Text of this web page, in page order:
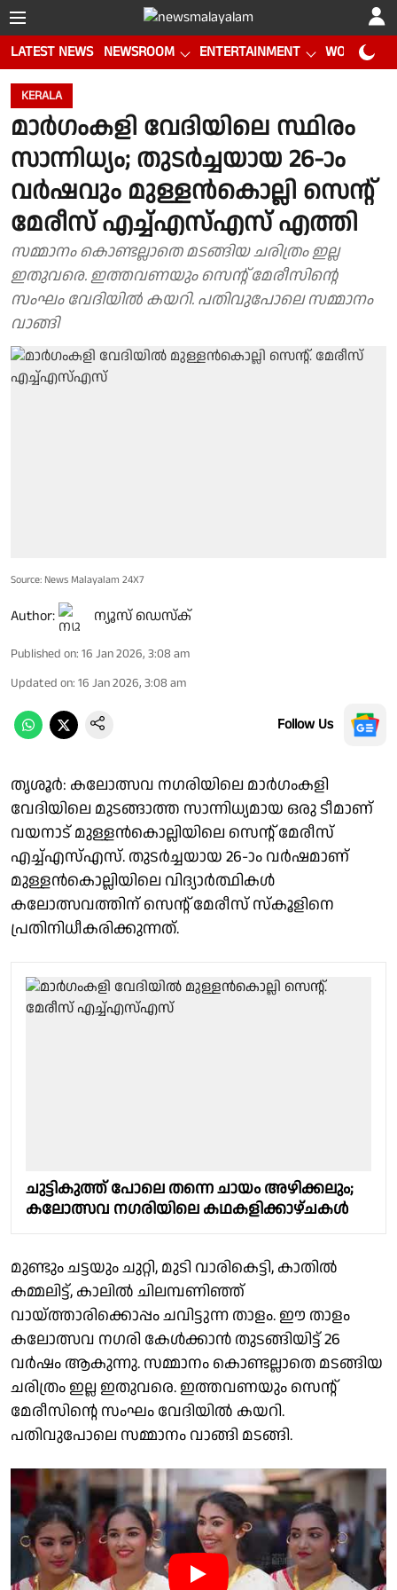
LATEST NEWS NEWSROOM ENTERTAINMENT WORLD CUP
KERALA
മാർഗംകളി വേദിയിലെ സ്ഥിരം
സാന്നിധ്യം; തുടർച്ചയായ 26-ാം
വർഷവും മുള്ളൻകൊല്ലി സെന്റ്
മേരീസ് എച്ച്എസ്എസ് എത്തി
സമ്മാനം കൊണ്ടല്ലാതെ മടങ്ങിയ ചരിത്രം ഇല്ല
ഇതുവരെ. ഇത്തവണയും സെന്റ് മേരീസിന്റെ
സംഘം വേദിയിൽ കയറി. പതിവുപോലെ സമ്മാനം
വാങ്ങി
Source: News Malayalam 24X7
Author: ന്യൂസ് ഡെസ്ക്
Published on: 16 Jan 2026, 3:08 am
Updated on: 16 Jan 2026, 3:08 am
Follow Us
തൃശൂർ: കലോത്സവ നഗരിയിലെ മാർഗംകളി
വേദിയിലെ മുടങ്ങാത്ത സാന്നിധ്യമായ ഒരു ടീമാണ്
വയനാട് മുള്ളൻകൊല്ലിയിലെ സെന്റ് മേരീസ്
എച്ച്എസ്എസ്. തുടർച്ചയായ 26-ാം വർഷമാണ്
മുള്ളൻകൊല്ലിയിലെ വിദ്യാർത്ഥികൾ
കലോത്സവത്തിന് സെന്റ് മേരീസ് സ്കൂളിനെ
പ്രതിനിധീകരിക്കുന്നത്.
ചുട്ടികുത്ത് പോലെ തന്നെ ചായം അഴിക്കലും;
കലോത്സവ നഗരിയിലെ കഥകളിക്കാഴ്ചകൾ
മുണ്ടും ചട്ടയും ചുറ്റി, മുടി വാരികെട്ടി, കാതിൽ
കമ്മലിട്ട്, കാലിൽ ചിലമ്പണിഞ്ഞ്
വായ്ത്താരിക്കൊപ്പം ചവിട്ടുന്ന താളം. ഈ താളം
കലോത്സവ നഗരി കേൾക്കാൻ തുടങ്ങിയിട്ട് 26
വർഷം ആകുന്നു. സമ്മാനം കൊണ്ടല്ലാതെ മടങ്ങിയ
ചരിത്രം ഇല്ല ഇതുവരെ. ഇത്തവണയും സെന്റ്
മേരീസിന്റെ സംഘം വേദിയിൽ കയറി.
പതിവുപോലെ സമ്മാനം വാങ്ങി മടങ്ങി.